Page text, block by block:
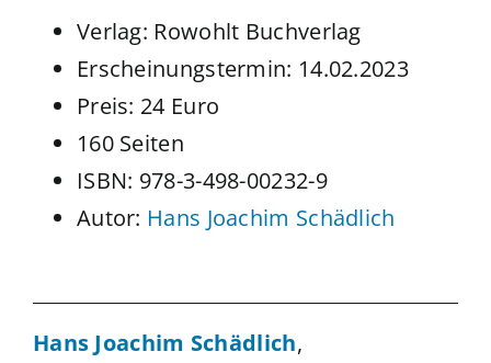
Verlag: Rowohlt Buchverlag
Erscheinungstermin: 14.02.2023
Preis: 24 Euro
160 Seiten
ISBN: 978-3-498-00232-9
Autor: Hans Joachim Schädlich
Hans Joachim Schädlich,